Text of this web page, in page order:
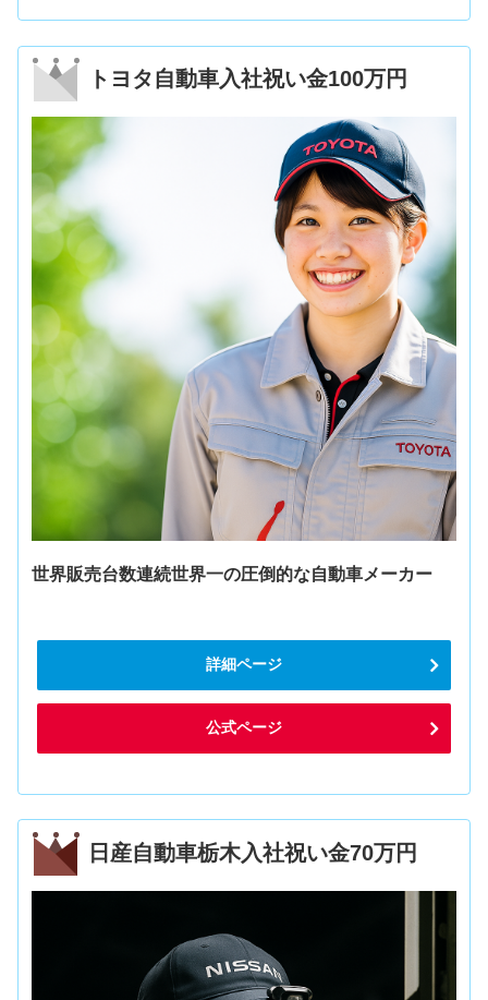
トヨタ自動車入社祝い金100万円
世界販売台数連続世界一の圧倒的な自動車メーカー
詳細ページ
公式ページ
日産自動車栃木入社祝い金70万円